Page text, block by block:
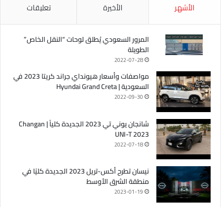
الأشهر الأخيرة تعليقات
المرور السعودي يُطلق لوحات “النقل الخاص”
الطويلة
2022-07-28
مواصفات وأسعار هيونداي جراند كريتا 2023 في
السعودية | Hyundai Grand Creta
2022-09-30
شانجان يوني تي 2023 الجديدة كلياً | Changan
UNI-T 2023
2022-07-18
نيسان تطرح أكس-تريل 2023 الجديدة كليًا في
منطقة الشرق الأوسط
2023-01-19